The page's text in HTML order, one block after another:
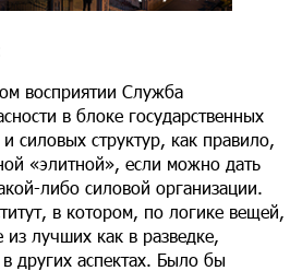
восприятии Cлужба
в блоке государственных
силовых структур, как правило,
«элитной», если можно дать
либо силовой организации.
в котором, по логике вещей,
лучших как в разведке,
других аспектах. Было бы